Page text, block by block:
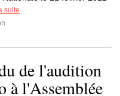
suite
de l'audition
à l'Assemblée